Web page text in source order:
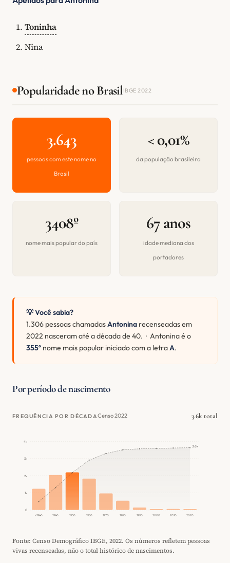
Toninha
Nina
Popularidade no BrasilIBGE 2022
3.643
pessoas com este nome no
Brasil
< 0,01%
da população brasileira
3408º
nome mais popular do país
67 anos
idade mediana dos
portadores
💡 Você sabia?
1.306 pessoas chamadasAntonina recenseadas em
2022 nasceram até a década de 40. · Antonina é o
355º nome mais popular iniciado com a letraA.
Por período de nascimento
FREQUÊNCIA POR DÉCADACenso 2022 3.6k total
0
1k
2k
3k
4k
<1940 1940 1950 1960 1970 1980 1990 2000 2010 2020
3.6k
Fonte: Censo Demográfico IBGE, 2022. Os números refletem pessoas
vivas recenseadas, não o total histórico de nascimentos.